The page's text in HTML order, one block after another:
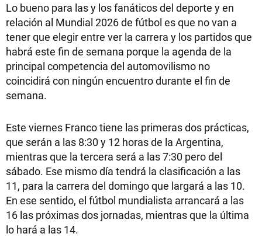
Lo bueno para las y los fanáticos del deporte y en
relación al Mundial 2026 de fútbol es que no van a
tener que elegir entre ver la carrera y los partidos que
habrá este fin de semana porque la agenda de la
principal competencia del automovilismo no
coincidirá con ningún encuentro durante el fin de
semana.
Este viernes Franco tiene las primeras dos prácticas,
que serán a las 8:30 y 12 horas de la Argentina,
mientras que la tercera será a las 7:30 pero del
sábado. Ese mismo día tendrá la clasificación a las
11, para la carrera del domingo que largará a las 10.
En ese sentido, el fútbol mundialista arrancará a las
16 las próximas dos jornadas, mientras que la última
lo hará a las 14.